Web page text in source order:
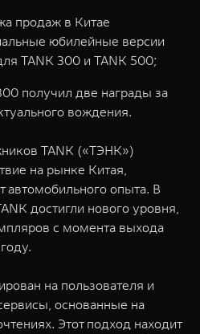
WEY 05
от 5 699
продаж в Китае
юбилейные версии
TANK 300 и TANK 500;
получил две награды за
вождения.
TANK («ТЭНК»)
на рынке Китая,
автомобильного опыта. В
достигли нового уровня,
с момента выхода
на пользователя и
основанные на
Этот подход находит